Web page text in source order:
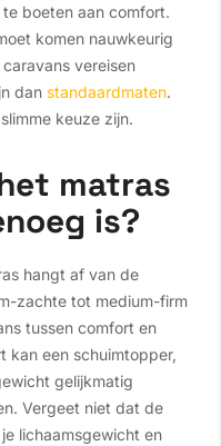
boeten aan comfort.
komen nauwkeurig
vereisen
dan standaardmaten.
keuze zijn.
matras
is?
hangt af van de
zachte tot medium-firm
tussen comfort en
kan een schuimtopper,
gelijkmatig
Vergeet niet dat de
lichaamsgewicht en